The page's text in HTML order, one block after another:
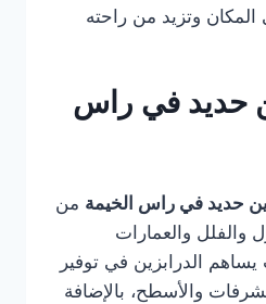
وتزيد من راحته
حديد في راس
حديد في راس الخيمة من
والفلل والعمارات
يساهم الدرابزين في توفير
والأسطح، بالإضافة